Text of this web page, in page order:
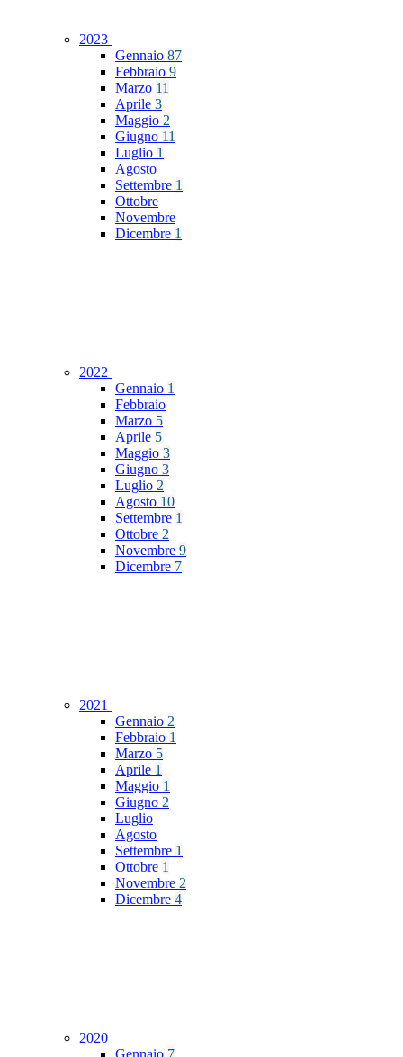
2023
Gennaio 87
Febbraio 9
Marzo 11
Aprile 3
Maggio 2
Giugno 11
Luglio 1
Agosto
Settembre 1
Ottobre
Novembre
Dicembre 1
2022
Gennaio 1
Febbraio
Marzo 5
Aprile 5
Maggio 3
Giugno 3
Luglio 2
Agosto 10
Settembre 1
Ottobre 2
Novembre 9
Dicembre 7
2021
Gennaio 2
Febbraio 1
Marzo 5
Aprile 1
Maggio 1
Giugno 2
Luglio
Agosto
Settembre 1
Ottobre 1
Novembre 2
Dicembre 4
2020